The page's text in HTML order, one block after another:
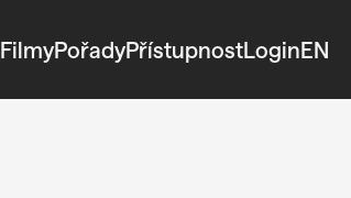
FilmyPořadyPřístupnostLoginEN